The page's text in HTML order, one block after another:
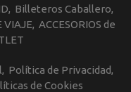
Billeteros Caballero
VIAJE ACCESORIOS de
Política de Privacidad
de Cookies